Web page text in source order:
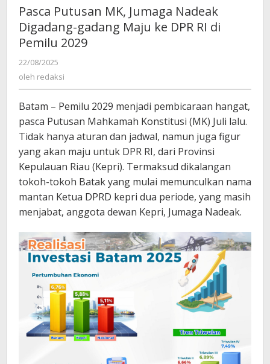
Nadeak
Digadang-
gadang
Pemilu
2029
Pasca Putusan MK, Jumaga Nadeak
Digadang-gadang Maju ke DPR RI di
Pemilu 2029
22/08/2025
redaksi
oleh redaksi
Batam – Pemilu 2029 menjadi pembicaraan hangat,
pasca Putusan Mahkamah Konstitusi (MK) Juli lalu.
Tidak hanya aturan dan jadwal, namun juga figur
yang akan maju untuk DPR RI, dari Provinsi
Kepulauan Riau (Kepri). Termaksud dikalangan
tokoh-tokoh Batak yang mulai memunculkan nama
mantan Ketua DPRD kepri dua periode, yang masih
menjabat, anggota dewan Kepri, Jumaga Nadeak.